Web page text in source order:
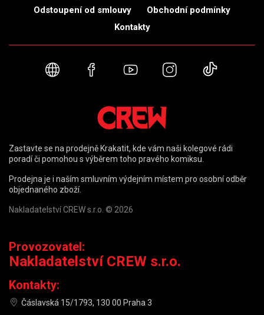
Odstoupení od smlouvy
Obchodní podmínky
Kontakty
Webové stránky
FacebookYouTubeInstagram
Zastavte se na prodejně Krakatit, kde vám naši kolegové rádi
poradí či pomohou s výběrem toho pravého komiksu.
Prodejna je i naším smluvním výdejním místem pro osobní odběr
objednaného zboží.
Nakladatelství CREW s.r.o. © 2026
Provozovatel:
Nakladatelství CREW s.r.o.
Kontakty:
Čáslavská 15/1793, 130 00 Praha 3